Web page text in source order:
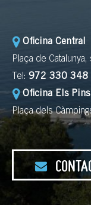
Oficina Central
Plaça de Catalunya,
Tel: 972 330 348
Oficina Els Pins
Plaça dels